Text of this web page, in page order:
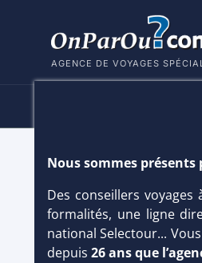
AGENCE DE VOYAGES
HÔTEL LYTTOS
Crète/Hersonissos
Nous sommes
Des conseillers voyages
formalités, une ligne
national Selectour...
depuis 26 ans que